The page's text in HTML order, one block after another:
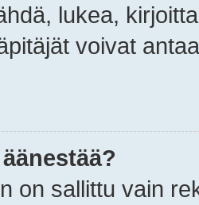
lukea,
voivat
on sallittu vain